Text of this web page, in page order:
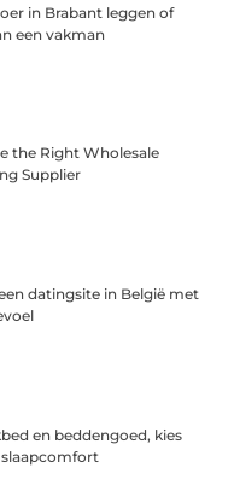
in Brabant leggen of
een vakman
the Right Wholesale
Supplier
datingsite in België met
en beddengoed, kies